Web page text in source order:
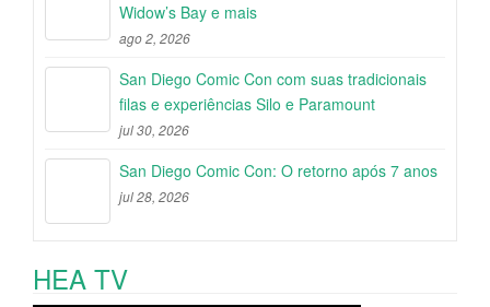
Widow’s Bay e mais
ago 2, 2026
San Diego Comic Con com suas tradicionais
filas e experiências Silo e Paramount
jul 30, 2026
San Diego Comic Con: O retorno após 7 anos
jul 28, 2026
HEA TV